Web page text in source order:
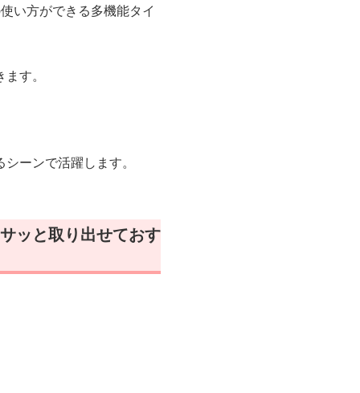
い方ができる多機能タイ
す。
ーンで活躍します。
ッと取り出せておす